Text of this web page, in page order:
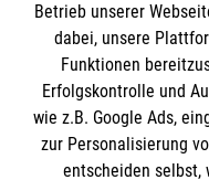
Informationen
Impressum
Datenschutz
Barrierefreiheit
Die Malteser
Betrieb unserer
dabei, unsere
Funktionen
Erfolgskontrolle und
wie z.B. Google Ads,
zur Personalisierung
entscheiden selbst,